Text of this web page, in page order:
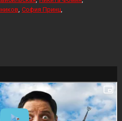
София Принц